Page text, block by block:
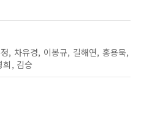
, 차유경, 이봉규, 길해연, 홍용묵,
희, 김승